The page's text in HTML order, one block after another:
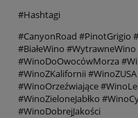
#Hashtagi
#CanyonRoad #PinotGrigio
#BiałeWino #WytrawneWino
#WinoDoOwocówMorza
#WinoZKalifornii
#WinoOrzeźwiające
#WinoZieloneJabłko
#WinoDobrejJakości